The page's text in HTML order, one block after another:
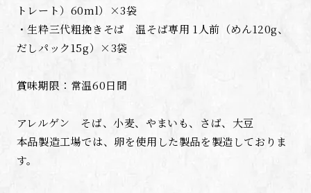
トレート）60ml）×3袋
・生粋三代粗挽きそば 温そば専用 1人前（めん120g、
だしパック15g）×3袋
賞味期限：常温60日間
アレルゲン そば、小麦、やまいも、さば、大豆
本品製造工場では、卵を使用した製品を製造しておりま
す。